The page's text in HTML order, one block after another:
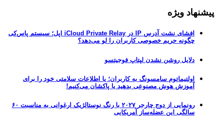
پیشنهاد ویژه
افشای نشت آدرس IP در iCloud Private Relay اپل؛ سیستم پاس‌کی
چگونه حریم خصوصی کاربران را لو می‌دهد؟
دلایل روشن نشدن لپتاپ فوجیتسو
اولتیماتوم سامسونگ به کاربران؛ یا اطلاعات سلامتی خود را برای
آموزش هوش مصنوعی بدهید یا پاکشان می‌کنیم!
رونمایی از دوج چارجر ۲۰۲۷ با رنگ نوستالژیک ارغوانی به مناسبت ۶۰
سالگی این عضله‌ساز آمریکایی